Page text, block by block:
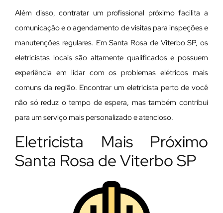
Além disso, contratar um profissional próximo facilita a
comunicação e o agendamento de visitas para inspeções e
manutenções regulares. Em Santa Rosa de Viterbo SP, os
eletricistas locais são altamente qualificados e possuem
experiência em lidar com os problemas elétricos mais
comuns da região. Encontrar um eletricista perto de você
não só reduz o tempo de espera, mas também contribui
para um serviço mais personalizado e atencioso.
Eletricista Mais Próximo
Santa Rosa de Viterbo SP